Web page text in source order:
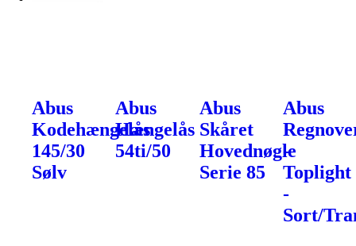
Abus
Kodehængelås
145/30
Sølv
Abus
Hængelås
54ti/50
Abus
Skåret
Hovednøgle
Serie 85
Abus
-
Toplight
-
Sort/